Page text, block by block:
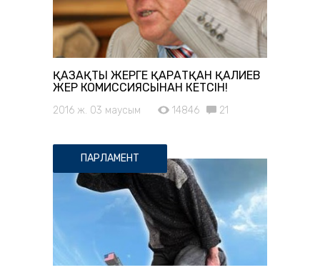
ҚАЗАҚТЫ ЖЕРГЕ ҚАРАТҚАН ҚАЛИЕВ
ЖЕР КОМИССИЯСЫНАН КЕТСІН!
2016 ж. 03 маусым 14846 21
ПАРЛАМЕНТ